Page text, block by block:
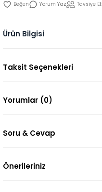
Yorum Yaz Tavsiye Et
Ürün Bilgisi
Taksit Seçenekleri
Yorumlar (0)
Soru & Cevap
Önerileriniz